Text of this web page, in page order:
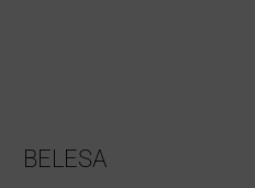
BELESA